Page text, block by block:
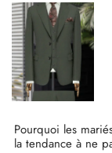
Pourquoi les
la tendance à ne